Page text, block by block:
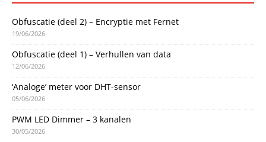
Obfuscatie (deel 2) – Encryptie met Fernet
19/06/2026
Obfuscatie (deel 1) – Verhullen van data
12/06/2026
‘Analoge’ meter voor DHT-sensor
05/06/2026
PWM LED Dimmer – 3 kanalen
30/05/2026